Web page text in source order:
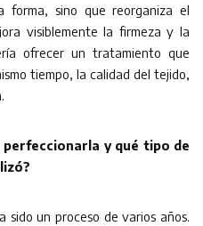
forma, sino que reorganiza el
visiblemente la firmeza y la
ofrecer un tratamiento que
tiempo, la calidad del tejido,
y qué tipo de
sido un proceso de varios años.